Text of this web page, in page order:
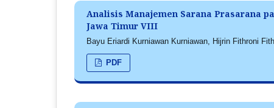
Analisis Manajemen Sarana Prasarana
Jawa Timur VIII
Bayu Eriardi Kurniawan Kurniawan, Hijrin Fithroni
PDF